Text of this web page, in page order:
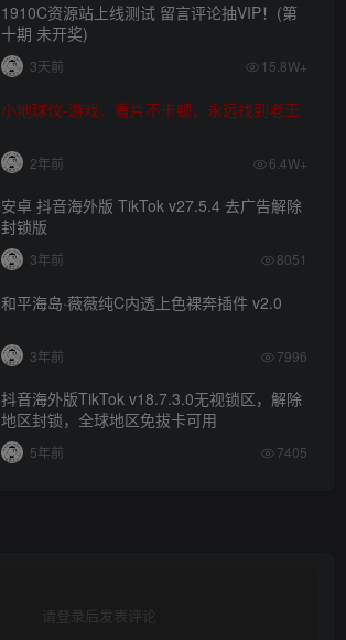
1910C资源站上线测试 留言评论抽VIP！(第
十期 未开奖)
3天前 15.8W+
小地球仪-游戏、看片不卡顿，永远找到老王
2年前 6.4W+
安卓 抖音海外版 TikTok v27.5.4 去广告解除
封锁版
3年前 8051
和平海岛·薇薇纯C内透上色裸奔插件 v2.0
3年前 7996
抖音海外版TikTok v18.7.3.0无视锁区，解除
地区封锁，全球地区免拔卡可用
5年前 7405
请登录后发表评论